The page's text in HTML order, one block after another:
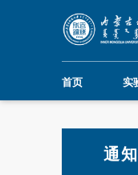
首页 实
通